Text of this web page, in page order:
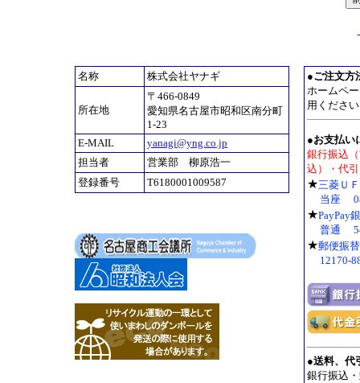
名称 株式会社ヤナギ
所在地
〒466-0849
愛知県名古屋市昭和区南分町
1-23
E-MAIL
yanagi@yng.co.jp
担当者
営業部 柳原浩一
登録番号
T6180001009587
●ご注文方
ホームペ
用くださ
●お支払い
銀行振込
込）・代
★三菱Ｕ
当座
★PayPay
普通
★郵便振
12170-
●送料、代
銀行振込